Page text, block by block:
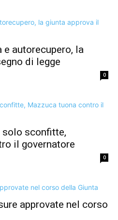
e autorecupero, la
di legge
0
sconfitte,
il governatore
0
approvate nel corso